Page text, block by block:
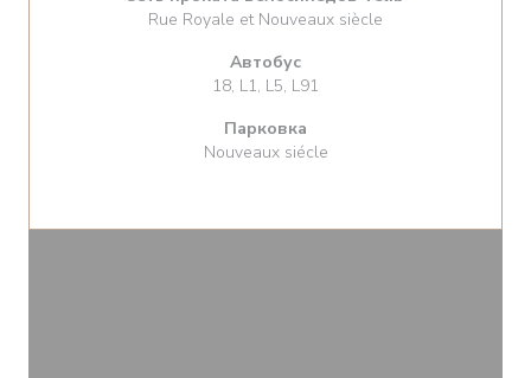
Rue Royale et Nouveaux siècle
Автобус
18, L1, L5, L91
Парковка
Nouveaux siécle